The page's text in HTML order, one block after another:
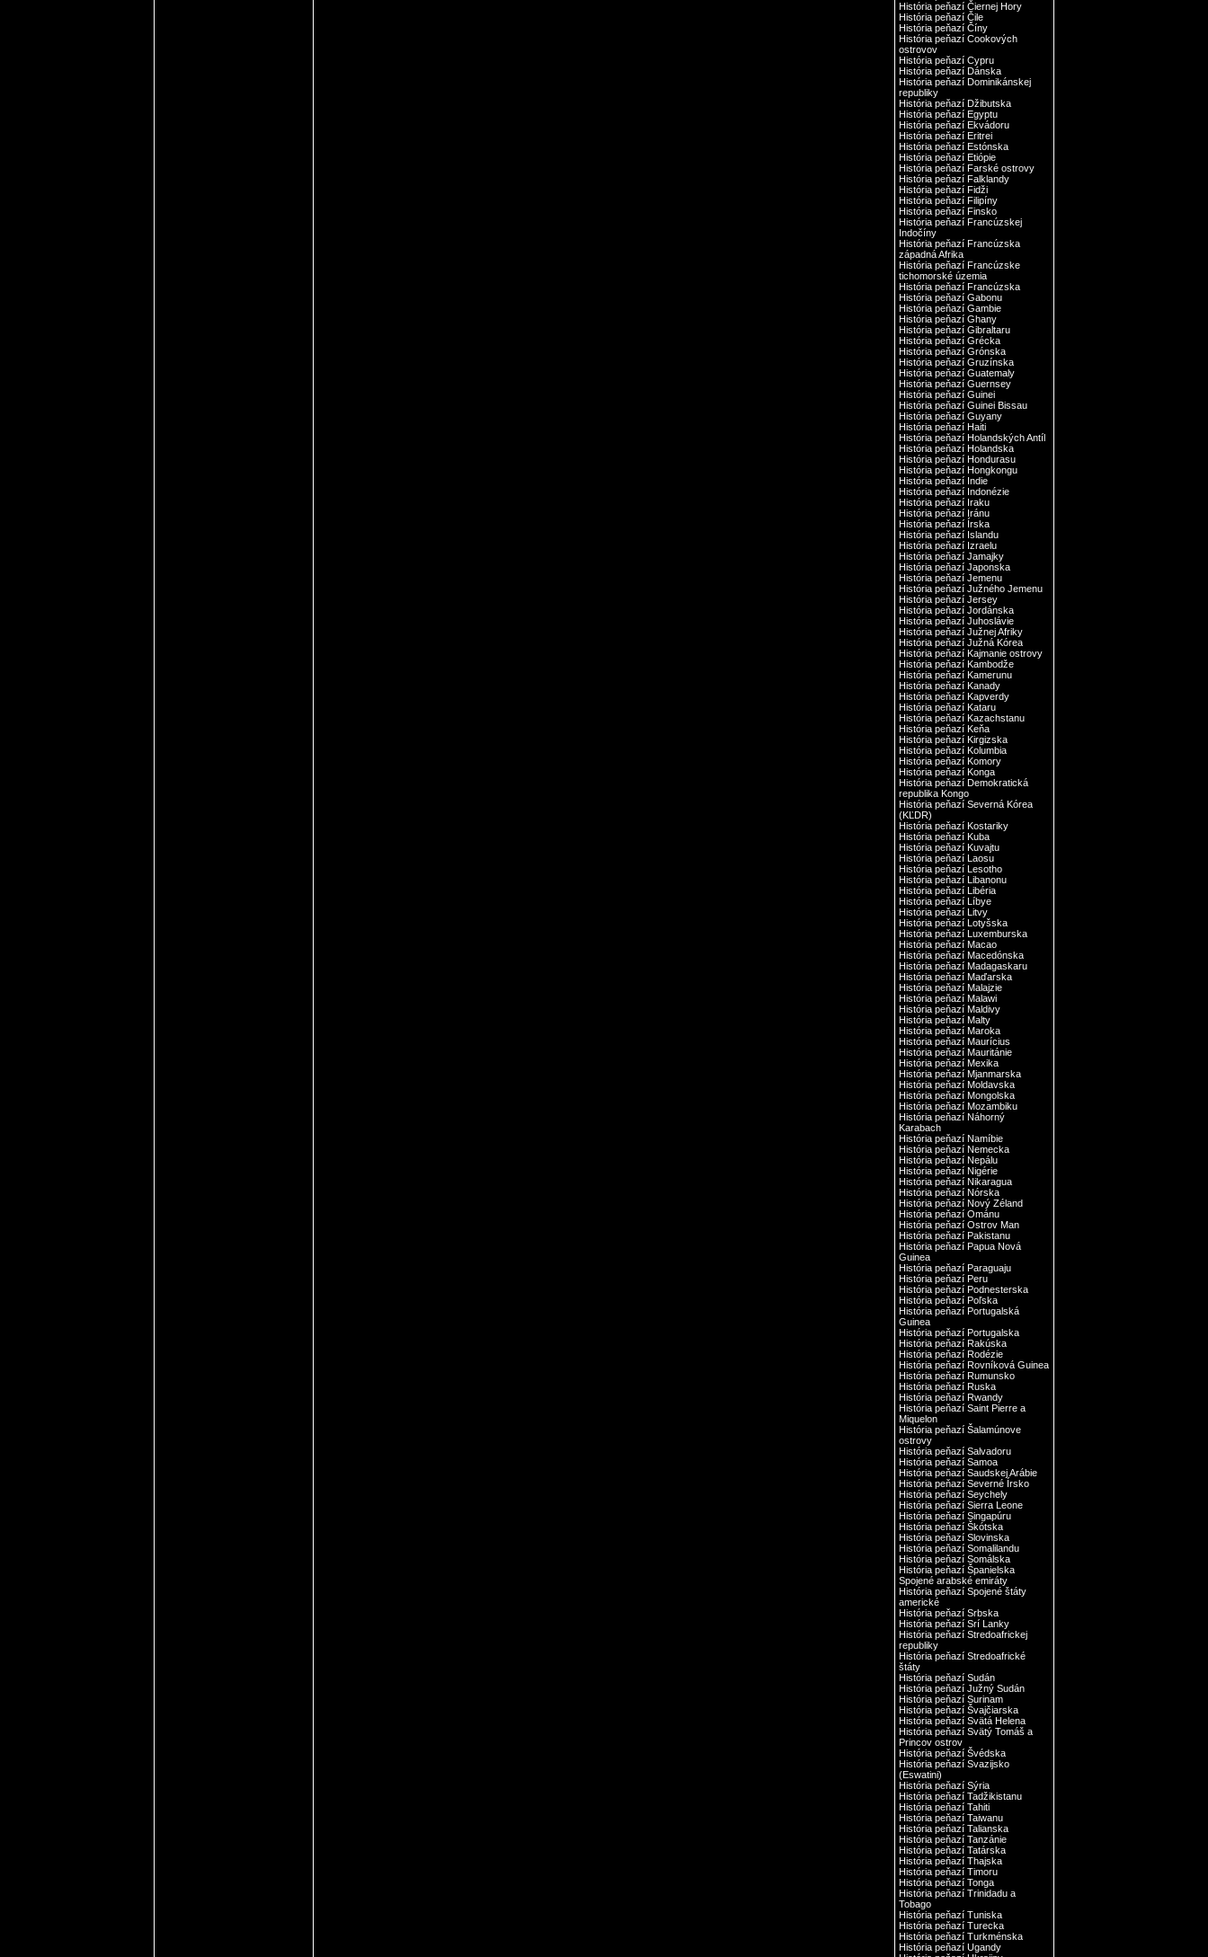
História peňazí Čiernej Hory
História peňazí Čile
História peňazí Číny
História peňazí Cookových
ostrovov
História peňazí Cypru
História peňazí Dánska
História peňazí Dominikánskej
republiky
História peňazí Džibutska
História peňazí Egyptu
História peňazí Ekvádoru
História peňazí Eritrei
História peňazí Estónska
História peňazí Etiópie
História peňazí Farské ostrovy
História peňazí Falklandy
História peňazí Fidži
História peňazí Filipíny
História peňazí Finsko
História peňazí Francúzskej
Indočíny
História peňazí Francúzska
západná Afrika
História peňazí Francúzske
tichomorské územia
História peňazí Francúzska
História peňazí Gabonu
História peňazí Gambie
História peňazí Ghany
História peňazí Gibraltaru
História peňazí Grécka
História peňazí Grónska
História peňazí Gruzínska
História peňazí Guatemaly
História peňazí Guernsey
História peňazí Guinei
História peňazí Guinei Bissau
História peňazí Guyany
História peňazí Haiti
História peňazí Holandských Antíl
História peňazí Holandska
História peňazí Hondurasu
História peňazí Hongkongu
História peňazí Indie
História peňazí Indonézie
História peňazí Iraku
História peňazí Iránu
História peňazí Írska
História peňazí Islandu
História peňazí Izraelu
História peňazí Jamajky
História peňazí Japonska
História peňazí Jemenu
História peňazí Južného Jemenu
História peňazí Jersey
História peňazí Jordánska
História peňazí Juhoslávie
História peňazí Južnej Afriky
História peňazí Južná Kórea
História peňazí Kajmanie ostrovy
História peňazí Kambodže
História peňazí Kamerunu
História peňazí Kanady
História peňazí Kapverdy
História peňazí Kataru
História peňazí Kazachstanu
História peňazí Keňa
História peňazí Kirgizska
História peňazí Kolumbia
História peňazí Komory
História peňazí Konga
História peňazí Demokratická
republika Kongo
História peňazí Severná Kórea
(KĽDR)
História peňazí Kostariky
História peňazí Kuba
História peňazí Kuvajtu
História peňazí Laosu
História peňazí Lesotho
História peňazí Libanonu
História peňazí Libéria
História peňazí Líbye
História peňazí Litvy
História peňazí Lotyšska
História peňazí Luxemburska
História peňazí Macao
História peňazí Macedónska
História peňazí Madagaskaru
História peňazí Maďarska
História peňazí Malajzie
História peňazí Malawi
História peňazí Maldivy
História peňazí Malty
História peňazí Maroka
História peňazí Maurícius
História peňazí Mauritánie
História peňazí Mexika
História peňazí Mjanmarska
História peňazí Moldavska
História peňazí Mongolska
História peňazí Mozambiku
História peňazí Náhorný
Karabach
História peňazí Namíbie
História peňazí Nemecka
História peňazí Nepálu
História peňazí Nigérie
História peňazí Nikaragua
História peňazí Nórska
História peňazí Nový Zéland
História peňazí Ománu
História peňazí Ostrov Man
História peňazí Pakistanu
História peňazí Papua Nová
Guinea
História peňazí Paraguaju
História peňazí Peru
História peňazí Podnesterska
História peňazí Poľska
História peňazí Portugalská
Guinea
História peňazí Portugalska
História peňazí Rakúska
História peňazí Rodézie
História peňazí Rovníková Guinea
História peňazí Rumunsko
História peňazí Ruska
História peňazí Rwandy
História peňazí Saint Pierre a
Miquelon
História peňazí Šalamúnove
ostrovy
História peňazí Salvadoru
História peňazí Samoa
História peňazí Saudskej Arábie
História peňazí Severné Írsko
História peňazí Seychely
História peňazí Sierra Leone
História peňazí Singapúru
História peňazí Škótska
História peňazí Slovinska
História peňazí Somalilandu
História peňazí Somálska
História peňazí Španielska
Spojené arabské emiráty
História peňazí Spojené štáty
americké
História peňazí Srbska
História peňazí Srí Lanky
História peňazí Stredoafrickej
republiky
História peňazí Stredoafrické
štáty
História peňazí Sudán
História peňazí Južný Sudán
História peňazí Surinam
História peňazí Švajčiarska
História peňazí Svätá Helena
História peňazí Svätý Tomáš a
Princov ostrov
História peňazí Švédska
História peňazí Svazijsko
(Eswatini)
História peňazí Sýria
História peňazí Tadžikistanu
História peňazí Tahiti
História peňazí Taiwanu
História peňazí Talianska
História peňazí Tanzánie
História peňazí Tatárska
História peňazí Thajska
História peňazí Timoru
História peňazí Tonga
História peňazí Trinidadu a
Tobago
História peňazí Tuniska
História peňazí Turecka
História peňazí Turkménska
História peňazí Ugandy